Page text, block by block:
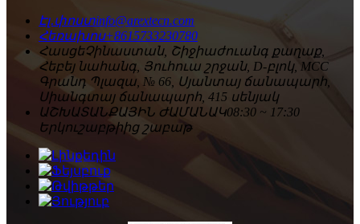
Էլ․փոստinfo@arextecn.com
Հեռախոս+8615733230780
ՀասցեՉինաստան, Շիջիաժուանգ քաղաք,
Հեբեյ նահանգ, Յուհուա շրջան, D-բլոկ, MCC
Գրանդ Պլազա, № 66, Սյանտայ ճանապարհ,
Սիանգտայ ճանապարհ, 415 սենյակ
ԱՇԽԱՏԱՆՔԱՅԻՆ ԺԱՄԱՆԱԿ08:30 ~ 17:30
Երկուշաբթիից շաբաթ